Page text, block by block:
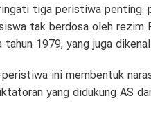
tiga peristiwa penting:
tak berdosa oleh rezim
1979, yang juga
ini membentuk
yang didukung AS